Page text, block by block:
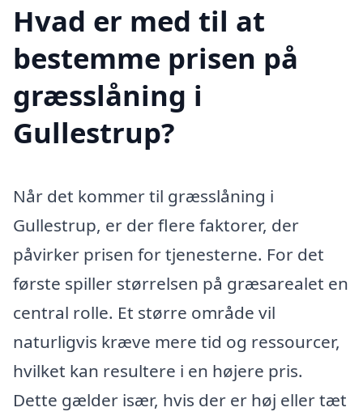
Hvad er med til at
bestemme prisen på
græsslåning i
Gullestrup?
Når det kommer til græsslåning i
Gullestrup, er der flere faktorer, der
påvirker prisen for tjenesterne. For det
første spiller størrelsen på græsarealet en
central rolle. Et større område vil
naturligvis kræve mere tid og ressourcer,
hvilket kan resultere i en højere pris.
Dette gælder især, hvis der er høj eller tæt